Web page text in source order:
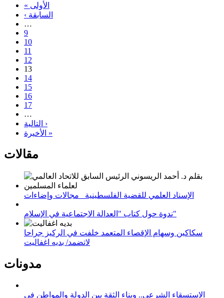
« الأولى
‹ السابقة
…
9
10
11
12
13
14
15
16
17
…
التالية ›
الأخيرة »
مقالات
الإسناد العلمي للقضية الفلسطينية_ مجالات وإضاءات
ندوة حول كتاب "العدالة الاجتماعية في الإسلام"
سكاكين وسهام الإقصاء المتعمد خلفت في الركيز جراحا
لاتضمد/ بديه اغفاليت
مدونات
الاستسقاء الشرعي.. وبناء الثقة بين الدولة والمواطن في